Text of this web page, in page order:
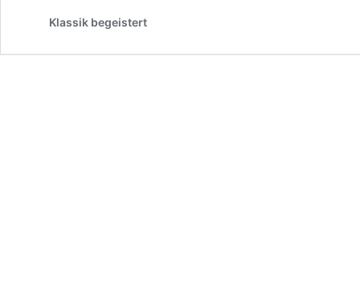
Klassik begeistert